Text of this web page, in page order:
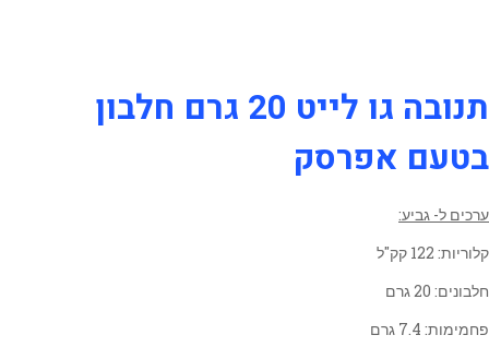
תנובה גו לייט 20 גרם חלבון
בטעם אפרסק
ערכים ל- גביע:
קלוריות: 122 קק"ל
חלבונים: 20 גרם
פחמימות: 7.4 גרם